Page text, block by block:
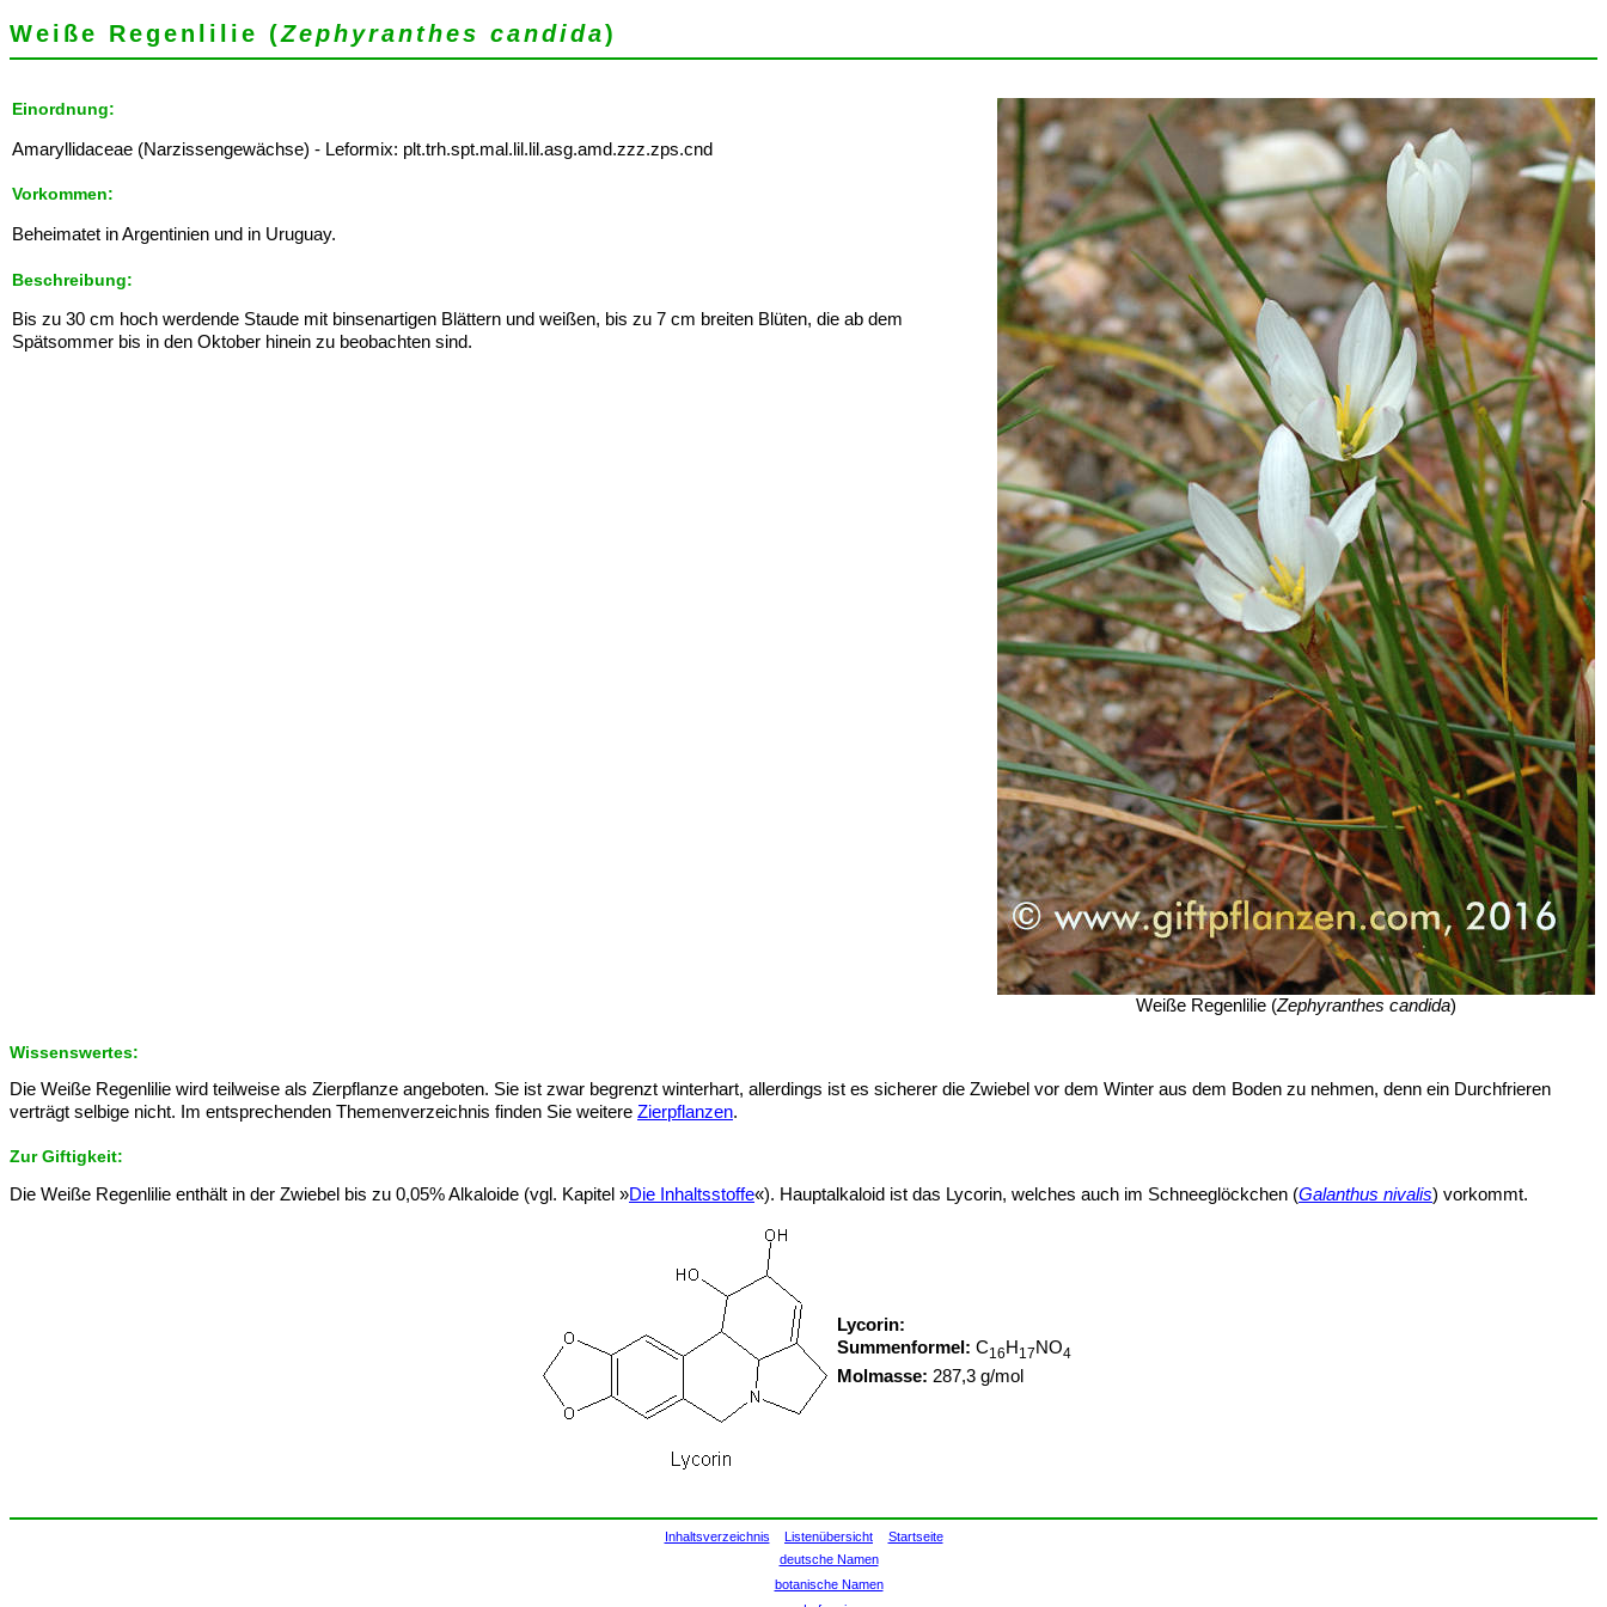
Weiße Regenlilie (Zephyranthes candida)
Einordnung:
Amaryllidaceae (Narzissengewächse) - Leformix: plt.trh.spt.mal.lil.lil.asg.amd.zzz.zps.cnd
Vorkommen:
Beheimatet in Argentinien und in Uruguay.
Beschreibung:
Bis zu 30 cm hoch werdende Staude mit binsenartigen Blättern und weißen, bis zu 7 cm breiten Blüten, die ab dem
Spätsommer bis in den Oktober hinein zu beobachten sind.
Weiße Regenlilie (Zephyranthes candida)
Wissenswertes:
Die Weiße Regenlilie wird teilweise als Zierpflanze angeboten. Sie ist zwar begrenzt winterhart, allerdings ist es sicherer die Zwiebel vor dem Winter aus dem Boden zu nehmen, denn ein Durchfrieren
verträgt selbige nicht. Im entsprechenden Themenverzeichnis finden Sie weitere Zierpflanzen.
Zur Giftigkeit:
Die Weiße Regenlilie enthält in der Zwiebel bis zu 0,05% Alkaloide (vgl. Kapitel »Die Inhaltsstoffe«). Hauptalkaloid ist das Lycorin, welches auch im Schneeglöckchen (Galanthus nivalis) vorkommt.
Lycorin:
Summenformel: C16 H 17 NO4
Molmasse: 287,3 g/mol
Inhaltsverzeichnis Listenübersicht
Startseite
deutsche Namen
botanische Namen